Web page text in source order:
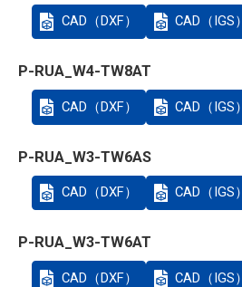
CAD（DXF） CAD（IGS）
P-RUA_W4-TW8AT
CAD（DXF） CAD（IGS）
P-RUA_W3-TW6AS
CAD（DXF） CAD（IGS）
P-RUA_W3-TW6AT
CAD（DXF） CAD（IGS）